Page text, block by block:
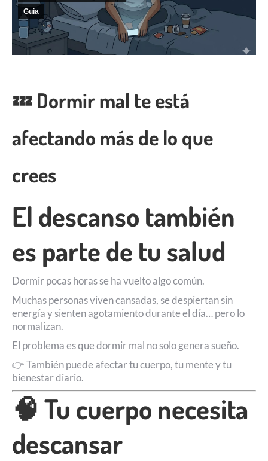
Guia
💤 Dormir mal te está
afectando más de lo que
crees
El descanso también
es parte de tu salud
Dormir pocas horas se ha vuelto algo común.
Muchas personas viven cansadas, se despiertan sin
energía y sienten agotamiento durante el día… pero lo
normalizan.
El problema es que dormir mal no solo genera sueño.
👉 También puede afectar tu cuerpo, tu mente y tu
bienestar diario.
🧠 Tu cuerpo necesita
descansar